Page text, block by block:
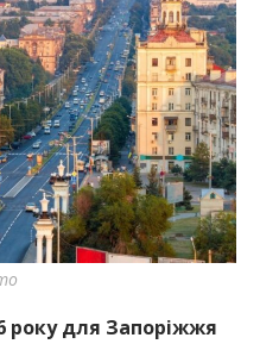
року для Запоріжжя